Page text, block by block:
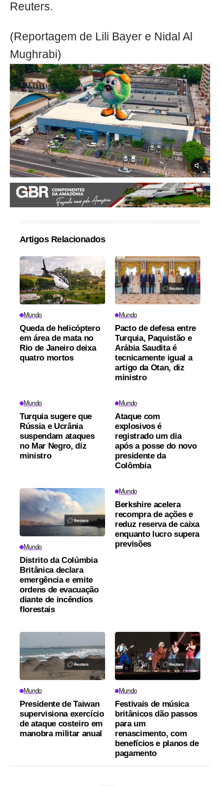
Reuters.
(Reportagem de Lili Bayer e Nidal Al
Mughrabi)
Artigos Relacionados
Mundo
Queda de helicóptero
em área de mata no
Rio de Janeiro deixa
quatro mortos
Mundo
Pacto de defesa entre
Turquia, Paquistão e
Arábia Saudita é
tecnicamente igual a
artigo da Otan, diz
ministro
Mundo
Turquia sugere que
Rússia e Ucrânia
suspendam ataques
no Mar Negro, diz
ministro
Mundo
Ataque com
explosivos é
registrado um dia
após a posse do novo
presidente da
Colômbia
Mundo
Distrito da Colúmbia
Britânica declara
emergência e emite
ordens de evacuação
diante de incêndios
florestais
Mundo
Berkshire acelera
recompra de ações e
reduz reserva de caixa
enquanto lucro supera
previsões
Mundo
Presidente de Taiwan
supervisiona exercício
de ataque costeiro em
manobra militar anual
Mundo
Festivais de música
britânicos dão passos
para um
renascimento, com
benefícios e planos de
pagamento